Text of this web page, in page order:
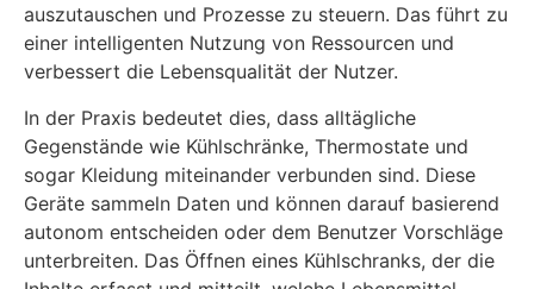
auszutauschen und Prozesse zu steuern. Das führt zu
einer intelligenten Nutzung von Ressourcen und
verbessert die Lebensqualität der Nutzer.
In der Praxis bedeutet dies, dass alltägliche
Gegenstände wie Kühlschränke, Thermostate und
sogar Kleidung miteinander verbunden sind. Diese
Geräte sammeln Daten und können darauf basierend
autonom entscheiden oder dem Benutzer Vorschläge
unterbreiten. Das Öffnen eines Kühlschranks, der die